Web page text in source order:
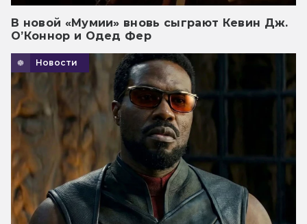
В новой «Мумии» вновь сыграют Кевин Дж.
О’Коннор и Одед Фер
Новости